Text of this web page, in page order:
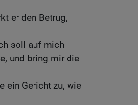
er den Betrug,
soll auf mich
und bring mir die
ein Gericht zu, wie